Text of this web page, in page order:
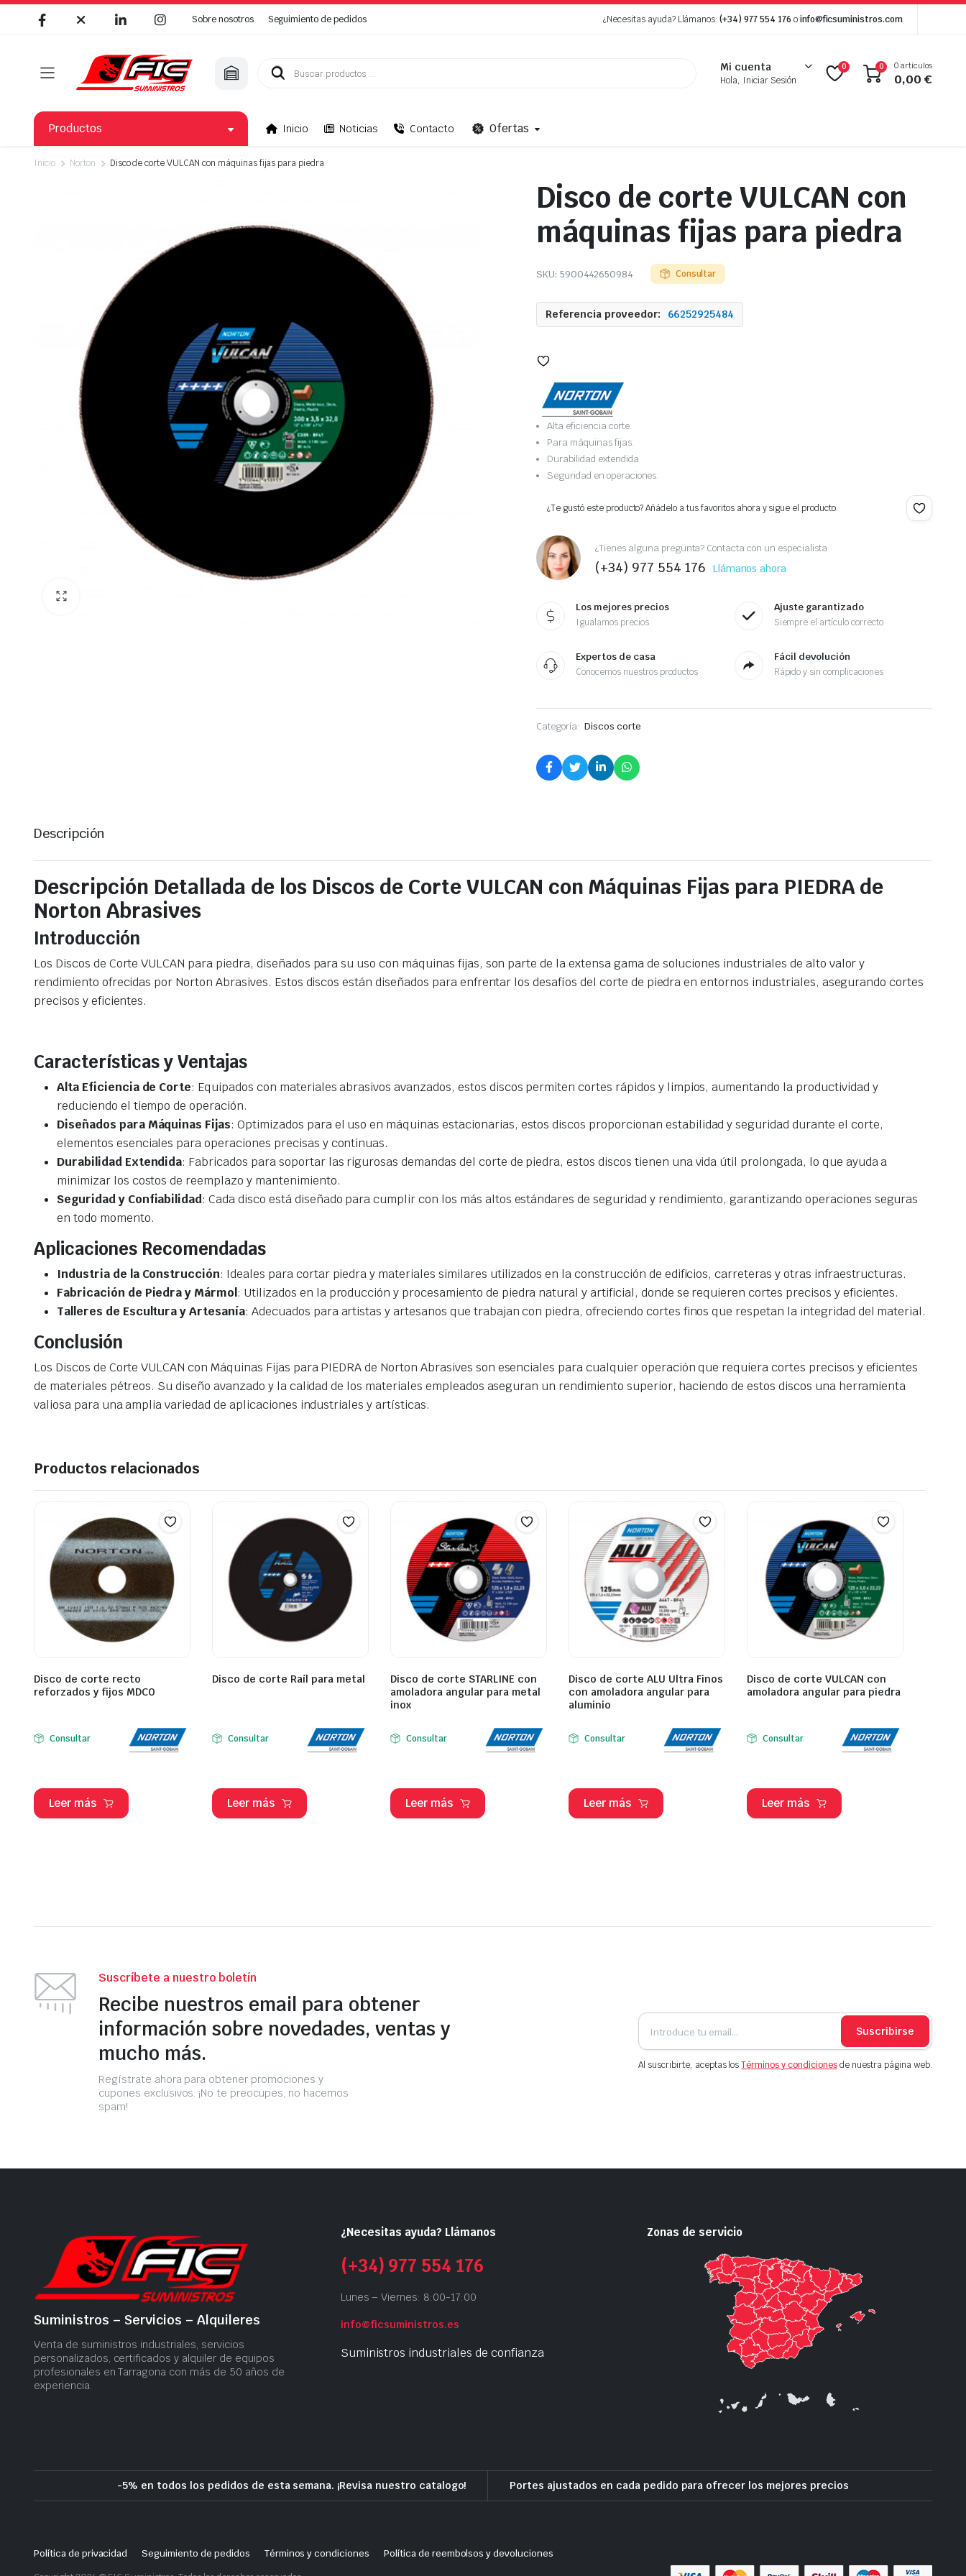
Sobre nosotros Seguimiento de pedidos ¿Necesitas ayuda? Llámanos:(+34) 977 554 176 oinfo@ficsuministros.com
Búsqueda
Mi cuenta
Hola, Iniciar Sesión
0 0 0 artículos
0,00€
Productos Inicio Noticias Contacto Ofertas
Inicio Norton Disco de corte VULCAN con máquinas fijas para piedra
Disco de corte VULCAN con
máquinas fijas para piedra
SKU: 5900442650984 Consultar
Referencia proveedor: 66252925484
Alta eficiencia corte.
Para máquinas fijas.
Durabilidad extendida.
Seguridad en operaciones.
¿Te gustó este producto? Añádelo a tus favoritos ahora y sigue el producto.
¿Tienes alguna pregunta? Contacta con un especialista
(+34) 977 554 176 Llámanos ahora
Los mejores precios
Igualamos precios
Ajuste garantizado
Siempre el artículo correcto
Expertos de casa
Conocemos nuestros productos
Fácil devolución
Rápido y sin complicaciones
Categoría: Discos corte
Descripción
Descripción Detallada de los Discos de Corte VULCAN con Máquinas Fijas para PIEDRA de
Norton Abrasives
Introducción
Los Discos de Corte VULCAN para piedra, diseñados para su uso con máquinas fijas, son parte de la extensa gama de soluciones industriales de alto valor y
rendimiento ofrecidas por Norton Abrasives. Estos discos están diseñados para enfrentar los desafíos del corte de piedra en entornos industriales, asegurando cortes
precisos y eficientes.
Características y Ventajas
Alta Eficiencia de Corte: Equipados con materiales abrasivos avanzados, estos discos permiten cortes rápidos y limpios, aumentando la productividad y
reduciendo el tiempo de operación.
Diseñados para Máquinas Fijas: Optimizados para el uso en máquinas estacionarias, estos discos proporcionan estabilidad y seguridad durante el corte,
elementos esenciales para operaciones precisas y continuas.
Durabilidad Extendida: Fabricados para soportar las rigurosas demandas del corte de piedra, estos discos tienen una vida útil prolongada, lo que ayuda a
minimizar los costos de reemplazo y mantenimiento.
Seguridad y Confiabilidad: Cada disco está diseñado para cumplir con los más altos estándares de seguridad y rendimiento, garantizando operaciones seguras
en todo momento.
Aplicaciones Recomendadas
Industria de la Construcción: Ideales para cortar piedra y materiales similares utilizados en la construcción de edificios, carreteras y otras infraestructuras.
Fabricación de Piedra y Mármol : Utilizados en la producción y procesamiento de piedra natural y artificial, donde se requieren cortes precisos y eficientes.
Talleres de Escultura y Artesanía: Adecuados para artistas y artesanos que trabajan con piedra, ofreciendo cortes finos que respetan la integridad del material.
Conclusión
Los Discos de Corte VULCAN con Máquinas Fijas para PIEDRA de Norton Abrasives son esenciales para cualquier operación que requiera cortes precisos y eficientes
de materiales pétreos. Su diseño avanzado y la calidad de los materiales empleados aseguran un rendimiento superior, haciendo de estos discos una herramienta
valiosa para una amplia variedad de aplicaciones industriales y artísticas.
Productos relacionados
Disco de corte recto
reforzados y fijos MDCO
Consultar
Leer más
Disco de corte Raíl para metal
Consultar
Leer más
Disco de corte STARLINE con
amoladora angular para metal
inox
Consultar
Leer más
Disco de corte ALU Ultra Finos
con amoladora angular para
aluminio
Consultar
Leer más
Disco de corte VULCAN con
amoladora angular para piedra
Consultar
Leer más
Suscríbete a nuestro boletín
Recibe nuestros email para obtener
información sobre novedades, ventas y
mucho más.
Regístrate ahora para obtener promociones y
cupones exclusivos. ¡No te preocupes, no hacemos
spam!
Suscribirse
Al suscribirte, aceptas losTérminos y condicionesde nuestra página web.
Suministros – Servicios – Alquileres
Venta de suministros industriales, servicios
personalizados, certificados y alquiler de equipos
profesionales en Tarragona con más de 50 años de
experiencia.
¿Necesitas ayuda? Llámanos
(+34) 977 554 176
Lunes – Viernes: 8:00-17:00
info@ficsuministros.es
Suministros industriales de confianza
Zonas de servicio
-5% en todos los pedidos de esta semana. ¡Revisa nuestro catalogo! Portes ajustados en cada pedido para ofrecer los mejores precios
Política de privacidad Seguimiento de pedidos Términos y condiciones
Política de reembolsos y devoluciones